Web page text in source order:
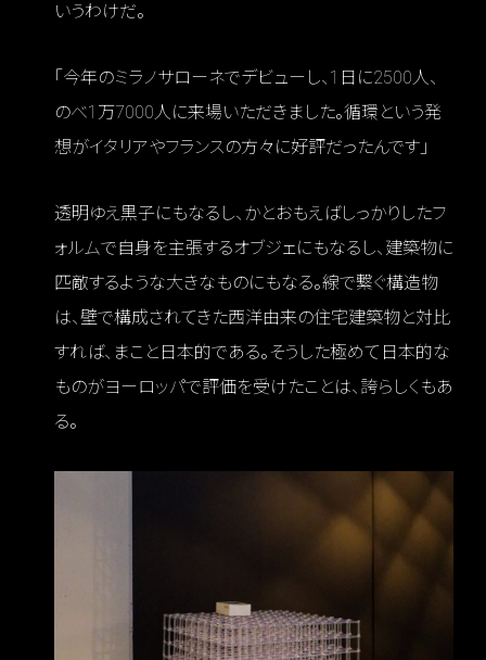
いうわけだ。
「今年のミラノサローネでデビューし、1日に2500人、
のべ1万7000人に来場いただきました。循環という発
想がイタリアやフランスの方々に好評だったんです」
透明ゆえ黒子にもなるし、かとおもえばしっかりしたフ
ォルムで自身を主張するオブジェにもなるし、建築物に
匹敵するような大きなものにもなる。線で繋ぐ構造物
は、壁で構成されてきた西洋由来の住宅建築物と対比
すれば、まこと日本的である。そうした極めて日本的な
ものがヨーロッパで評価を受けたことは、誇らしくもあ
る。